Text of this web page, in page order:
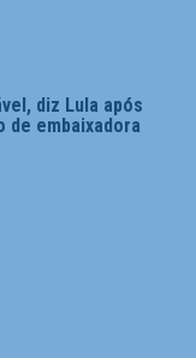
diz Lula após
de embaixadora